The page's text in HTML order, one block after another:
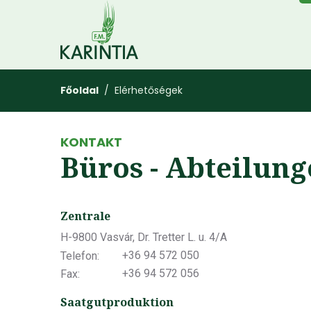
Főoldal / Elérhetőségek
KONTAKT
Büros -
Zentrale
H-9800 Vasvár, Dr. Tretter L. u. 4/A
Telefon:
+36 94 572 050
Fax:
+36 94 572 056
Saatgutproduktion